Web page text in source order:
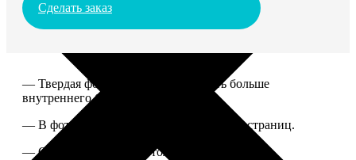
Сделать заказ
— Твердая фотообложка, размер чуть больше
внутреннего блока.
— В фотокниге может быть от 20 до 100 страниц.
— Страницы плотные, толщина 1 мм.